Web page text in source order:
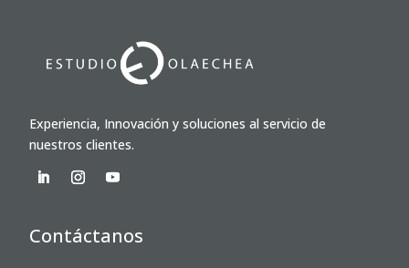
Experiencia, Innovación y soluciones al servicio de
nuestros clientes.
Contáctanos